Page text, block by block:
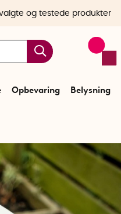
Opbevaring Belysning
og testede produkter